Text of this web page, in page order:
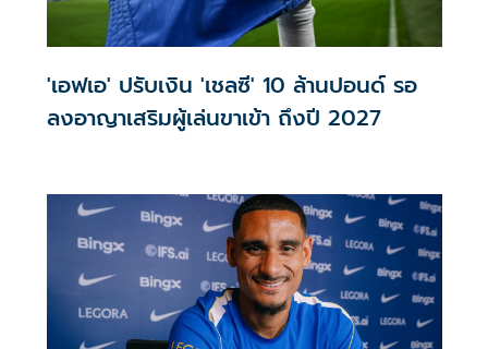
'เอฟเอ' ปรับเงิน 'เชลซี' 10 ล้านปอนด์ รอ
ลงอาญาเสริมผู้เล่นขาเข้า ถึงปี 2027